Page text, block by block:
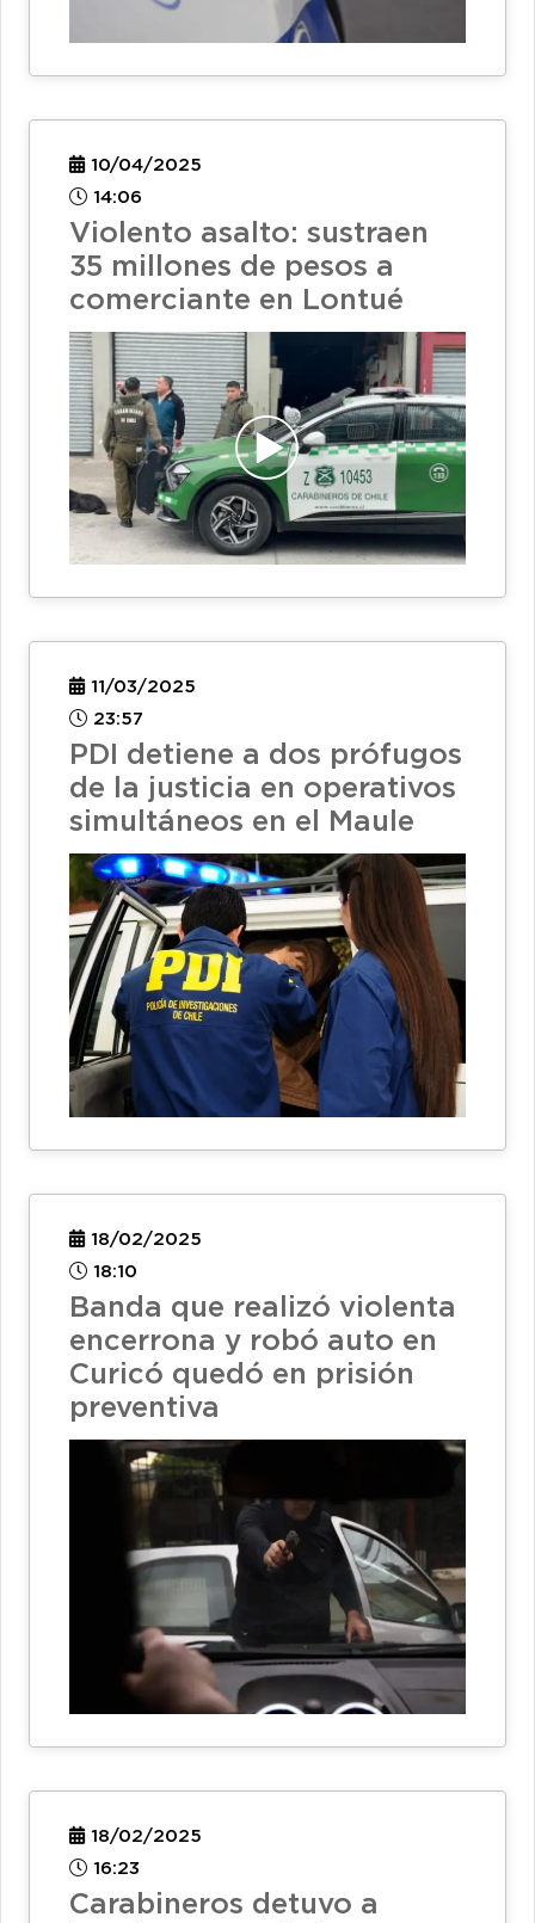
10/04/2025
14:06
Violento asalto: sustraen
35 millones de pesos a
comerciante en Lontué
11/03/2025
23:57
PDI detiene a dos prófugos
de la justicia en operativos
simultáneos en el Maule
18/02/2025
18:10
Banda que realizó violenta
encerrona y robó auto en
Curicó quedó en prisión
preventiva
18/02/2025
16:23
Carabineros detuvo a